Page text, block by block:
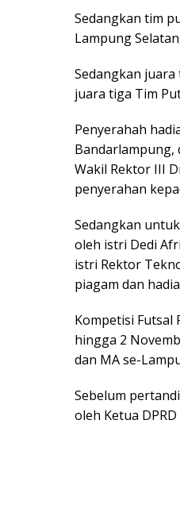
Sedangkan tim
Lampung
Sedangkan
juara tiga Tim
Penyerahah
Bandarlampung,
Wakil Rektor III
penyerahan
Sedangkan
oleh istri Dedi
istri Rektor
piagam dan
Kompetisi
hingga 2
dan MA se-
Sebelum
oleh Ketua